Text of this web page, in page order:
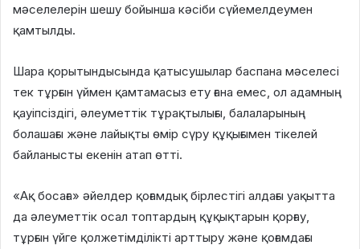
мәселелерін шешу бойынша кәсіби сүйемелдеумен
қамтылды.
Шара қорытындысында қатысушылар баспана мәселесі
тек тұрғын үймен қамтамасыз ету ғана емес, ол адамның
қауіпсіздігі, әлеуметтік тұрақтылығы, балаларының
болашағы және лайықты өмір сүру құқығымен тікелей
байланысты екенін атап өтті.
«Ақ босаға» әйелдер қоғамдық бірлестігі алдағы уақытта
да әлеуметтік осал топтардың құқықтарын қорғау,
тұрғын үйге қолжетімділікті арттыру және қоғамдағы